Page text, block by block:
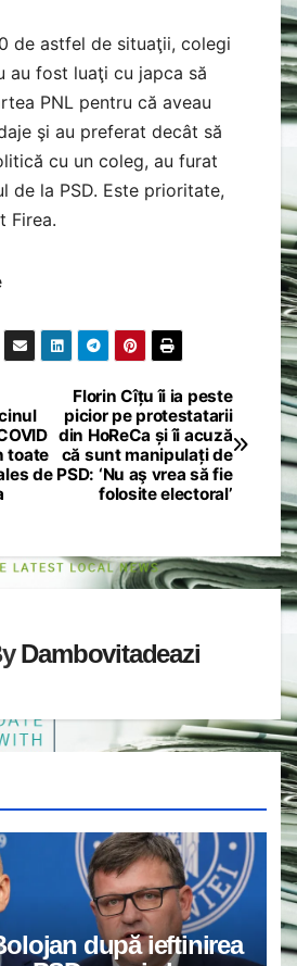
de astfel de situaţii, colegi
au fost luaţi cu japca să
PNL pentru că aveau
şi au preferat decât să
cu un coleg, au furat
de la PSD. Este prioritate,
Firea.
Florin Cîțu îi ia peste
picior pe protestatarii
din HoReCa și îi acuză
că sunt manipulați de
PSD: ‘Nu aş vrea să fie
folosite electoral’
toate
de
Dambovitadeazi
după ieftinirea